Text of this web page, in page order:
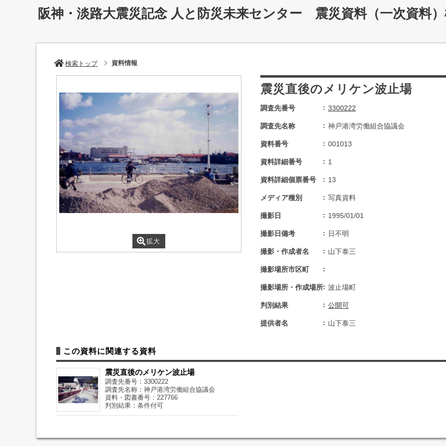
阪神・淡路大震災記念 人と防災未来センター 震災資料（一次資料
検索トップ 資料情報
拡大
震災直後のメリケン波止場
調査先番号 3300222
調査先名称 神戸港湾労働組合協議会
資料番号 001013
資料詳細番号 1
資料詳細個票番号 13
メディア種別 写真資料
撮影日 1995/01/01
撮影日備考 日不明
撮影・作成者名 山下泰三
撮影場所市区町
撮影場所・作成場所 波止場町
判別結果 公開可
提供者名 山下泰三
この資料に関連する資料
震災直後のメリケン波止場
調査先番号：3300222
調査先名称：神戸港湾労働組合協議会
資料・図書番号：227766
判別結果：条件付可